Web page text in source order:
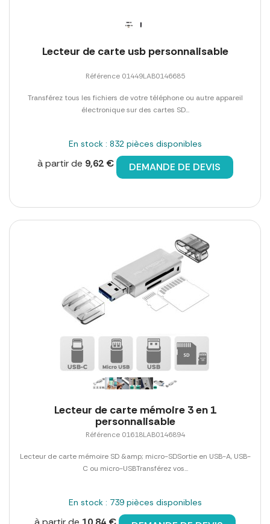
Lecteur de carte usb personnalisable
Référence 01449LAB0146685
Transférez tous les fichiers de votre téléphone ou autre appareil
électronique sur des cartes SD...
En stock : 832 pièces disponibles
à partir de 9,62 € DEMANDE DE DEVIS
Lecteur de carte mémoire 3 en 1
personnalisable
Référence 01618LAB0146894
Lecteur de carte mémoire SD &amp; micro-SDSortie en USB-A, USB-
C ou micro-USBTransférez vos...
En stock : 739 pièces disponibles